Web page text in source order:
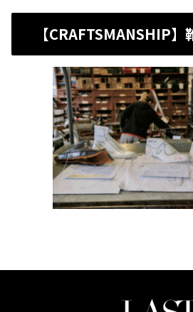
【CRAFTSMANSHIP